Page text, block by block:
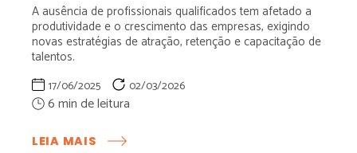
A ausência de profissionais qualificados tem afetado a
produtividade e o crescimento das empresas, exigindo
novas estratégias de atração, retenção e capacitação de
talentos.
17/06/2025 02/03/2026
LEIA MAIS
OS